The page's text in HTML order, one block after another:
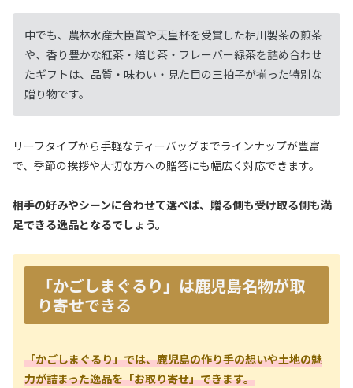
中でも、農林水産大臣賞や天皇杯を受賞した枦川製茶の煎茶
や、香り豊かな紅茶・焙じ茶・フレーバー緑茶を詰め合わせ
たギフトは、品質・味わい・見た目の三拍子が揃った特別な
贈り物です。
リーフタイプから手軽なティーバッグまでラインナップが豊富
で、季節の挨拶や大切な方への贈答にも幅広く対応できます。
相手の好みやシーンに合わせて選べば、贈る側も受け取る側も満
足できる逸品となるでしょう。
「かごしまぐるり」は鹿児島名物が取
り寄せできる
「かごしまぐるり」では、鹿児島の作り手の想いや土地の魅
力が詰まった逸品を「お取り寄せ」できます。